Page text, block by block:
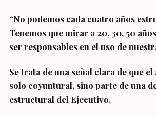
“No podemos cada cuatro años
Tenemos que mirar a 20, 30, 50
ser responsables en el uso de
Se trata de una señal clara de que el
solo coyuntural, sino parte de una
estructural del Ejecutivo.